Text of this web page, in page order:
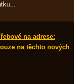
na adrese:
na těchto nových